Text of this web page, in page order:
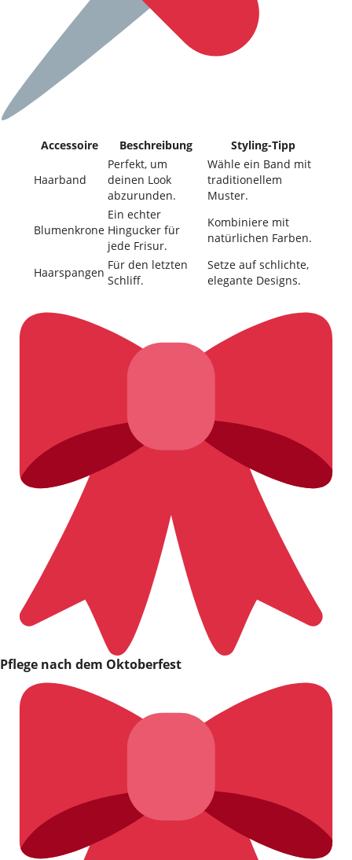
Accessoire Beschreibung Styling-Tipp
Haarband
Perfekt, um
deinen Look
abzurunden.
Wähle ein Band mit
traditionellem
Muster.
Blumenkrone
Ein echter
Hingucker für
jede Frisur.
Kombiniere mit
natürlichen Farben.
Haarspangen
Für den letzten
Schliff.
Setze auf schlichte,
elegante Designs.
Pflege nach dem Oktoberfest